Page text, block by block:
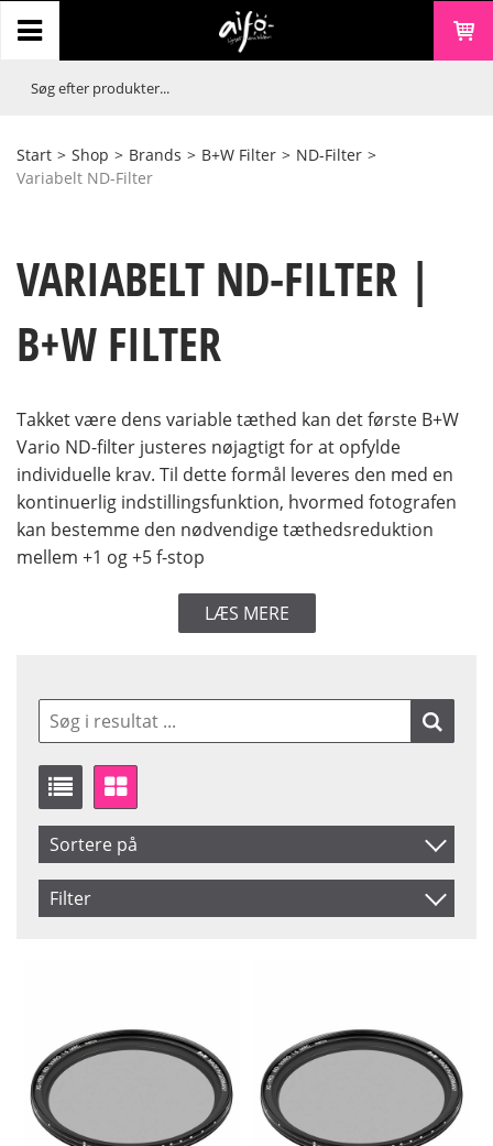
Start > Shop > Brands > B+W Filter > ND-Filter >
Variabelt ND-Filter
VARIABELT ND-FILTER |
B+W FILTER
Takket være dens variable tæthed kan det første B+W
Vario ND-filter justeres nøjagtigt for at opfylde
individuelle krav. Til dette formål leveres den med en
kontinuerlig indstillingsfunktion, hvormed fotografen
kan bestemme den nødvendige tæthedsreduktion
mellem +1 og +5 f-stop
LÆS MERE
Sortere på
Produkt Kode
Coating
Fattning
Filter
52 mm
55 mm
62 mm